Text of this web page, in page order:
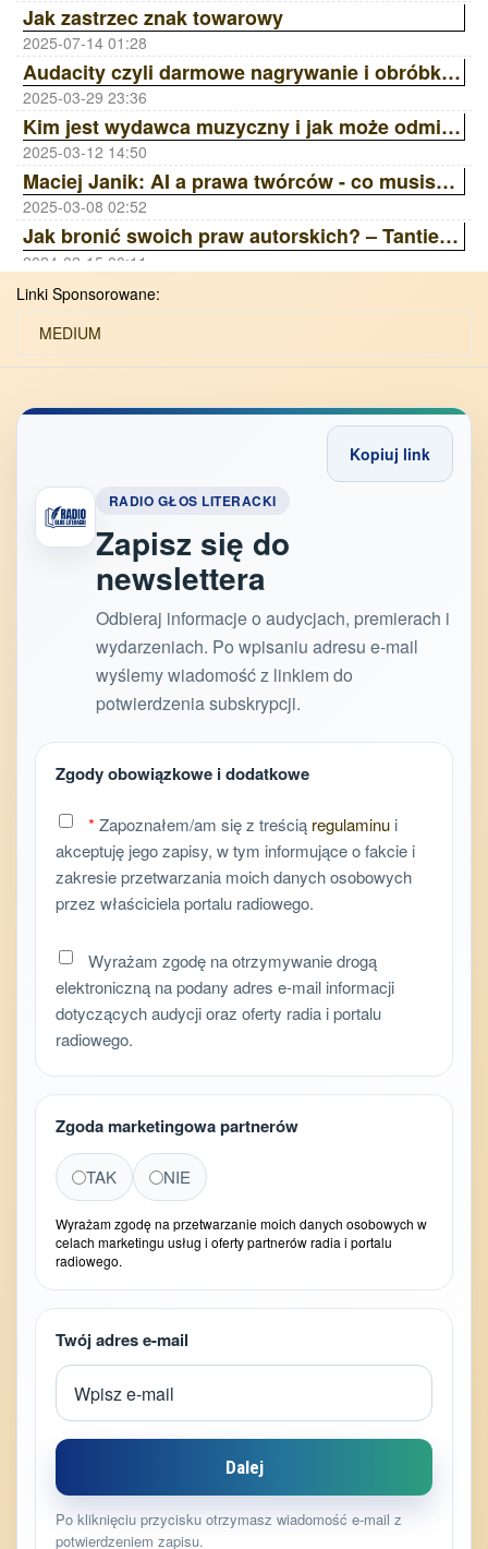
Jak zastrzec znak towarowy
2025-07-14 01:28
Audacity czyli darmowe nagrywanie i obróbka dźwięku
2025-03-29 23:36
Kim jest wydawca muzyczny i jak może odmienić Twoją karierę? | Ania Laskowska Sony Music Publishing ZAiKS Akademia
2025-03-12 14:50
Maciej Janik: AI a prawa twórców - co musisz wiedzieć? Wywiad z prawnikiem | ZAiKS Akademia
2025-03-08 02:52
Jak bronić swoich praw autorskich? – Tantiemy, Licencje, Ai | ZAiKS Akademia
2024-02-15 00:11
Linki Sponsorowane:
MEDIUM
Kopiuj link
RADIO GŁOS LITERACKI
Zapisz się do
newslettera
Odbieraj informacje o audycjach, premierach i
wydarzeniach. Po wpisaniu adresu e-mail
wyślemy wiadomość z linkiem do
potwierdzenia subskrypcji.
Zgody obowiązkowe i dodatkowe
* Zapoznałem/am się z treścią regulaminu i
akceptuję jego zapisy, w tym informujące o fakcie i
zakresie przetwarzania moich danych osobowych
przez właściciela portalu radiowego.
Wyrażam zgodę na otrzymywanie drogą
elektroniczną na podany adres e-mail informacji
dotyczących audycji oraz oferty radia i portalu
radiowego.
Zgoda marketingowa partnerów
TAK NIE
Wyrażam zgodę na przetwarzanie moich danych osobowych w
celach marketingu usług i oferty partnerów radia i portalu
radiowego.
Twój adres e-mail
Dalej
Po kliknięciu przycisku otrzymasz wiadomość e-mail z
potwierdzeniem zapisu.